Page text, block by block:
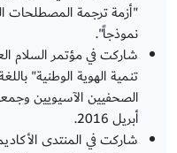
"أزمة ترجمة المصطلحات
نموذجاً".
شاركت في مؤتمر السلام
تنمية الهوية الوطنية"
الصحفيين الآسيويين
أبريل 2016.